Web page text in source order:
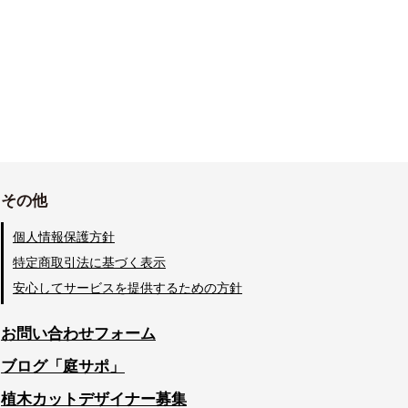
その他
個人情報保護方針
特定商取引法に基づく表示
安心してサービスを提供するための方針
お問い合わせフォーム
ブログ「庭サポ」
植木カットデザイナー募集